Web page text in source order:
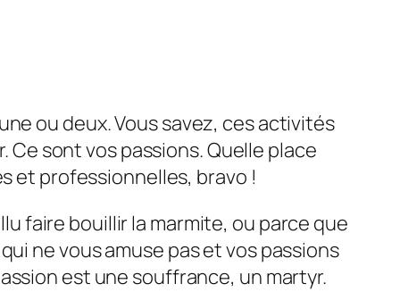
ou deux. Vous savez, ces activités
Ce sont vos passions. Quelle place
et professionnelles, bravo !
faire bouillir la marmite, ou parce que
ne vous amuse pas et vos passions
est une souffrance, un martyr.